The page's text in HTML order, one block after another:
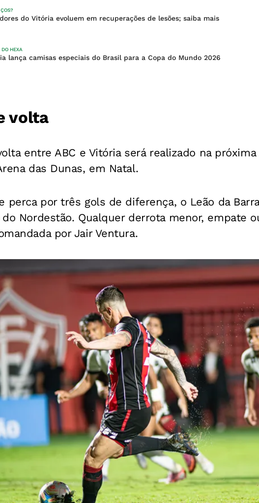
do Vitória evoluem em recuperações de lesões; saiba mais
HEXA
lança camisas especiais do Brasil para a Copa do Mundo 2026
volta
entre ABC e Vitória será realizado na
das Dunas, em Natal.
perca por três gols de diferença, o Leão da
do Nordestão. Qualquer derrota menor, empate
por Jair Ventura.